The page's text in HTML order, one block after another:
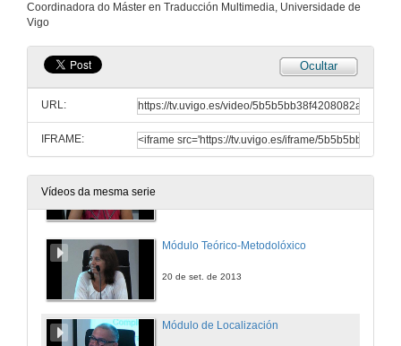
Coordinadora do Máster en Traducción Multimedia, Universidade de
Vigo
Ocultar
URL:
IFRAME:
Vídeos da mesma serie
Módulo Teórico-Metodolóxico
20 de set. de 2013
Módulo de Localización